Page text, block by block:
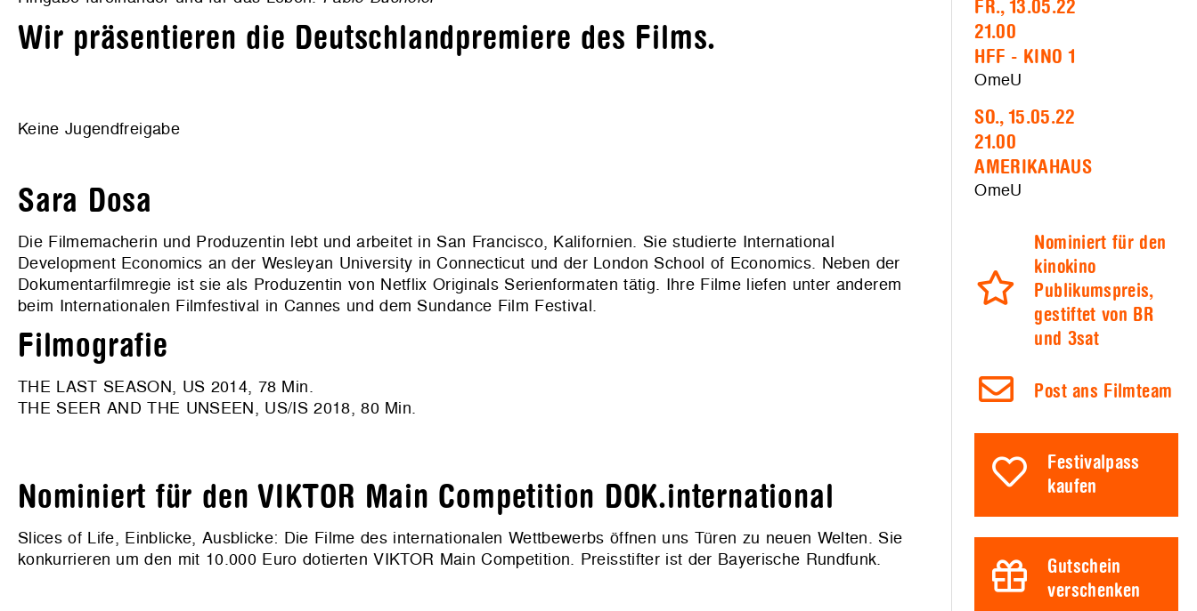
Wir präsentieren die Deutschlandpremiere des Films.
Keine Jugendfreigabe
Sara Dosa
Die Filmemacherin und Produzentin lebt und arbeitet in San Francisco, Kalifornien. Sie studierte International
Development Economics an der Wesleyan University in Connecticut und der London School of Economics. Neben der
Dokumentarfilmregie ist sie als Produzentin von Netflix Originals Serienformaten tätig. Ihre Filme liefen unter anderem
beim Internationalen Filmfestival in Cannes und dem Sundance Film Festival.
Filmografie
THE LAST SEASON, US 2014, 78 Min.
THE SEER AND THE UNSEEN, US/IS 2018, 80 Min.
Nominiert für den VIKTOR Main Competition DOK.international
Slices of Life, Einblicke, Ausblicke: Die Filme des internationalen Wettbewerbs öffnen uns Türen zu neuen Welten. Sie
konkurrieren um den mit 10.000 Euro dotierten VIKTOR Main Competition. Preisstifter ist der Bayerische Rundfunk.
FR., 13.05.22
21.00
HFF - KINO 1
OmeU
SO., 15.05.22
21.00
AMERIKAHAUS
OmeU
Nominiert für den
kinokino
Publikumspreis,
gestiftet von BR
und 3sat
Post ans Filmteam
Festivalpass
kaufen
Gutschein
verschenken